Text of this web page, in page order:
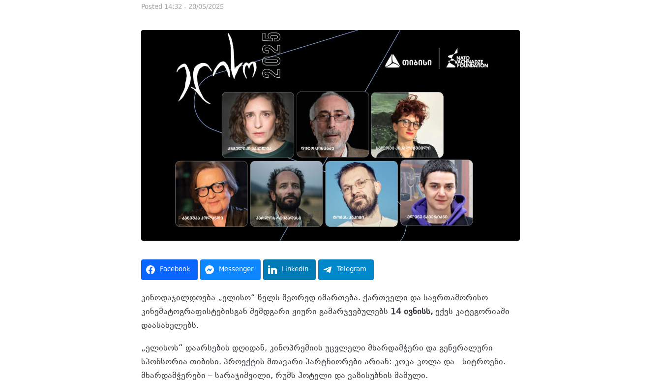
Posted 14:32 - 20/05/2025
Facebook Messenger LinkedIn Telegram
კინოდაჯილდოება „ელისო“ წელს მეორედ იმართება. ქართველი და საერთაშორისო
კინემატოგრაფისტებისგან შემდგარი ჟიური გამარჯვებულებს 14 ივნისს,ექვს კატეგორიაში
დაასახელებს.
„ელისოს“ დაარსების დღიდან, კინოპრემიის უცვლელი მხარდამჭერი და გენერალური
სპონსორია თიბისი. პროექტის მთავარი პარტნიორები არიან: კოკა-კოლა და სიტროენი.
მხარდამჭერები – სარაჯიშვილი, რუმს ჰოტელი და ვაზისუბნის მამული.